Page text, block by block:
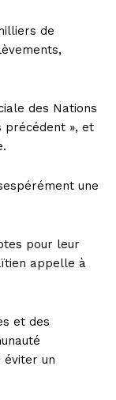
de
des Nations
précédent », et
une
pour leur
appelle à
et des
éviter un